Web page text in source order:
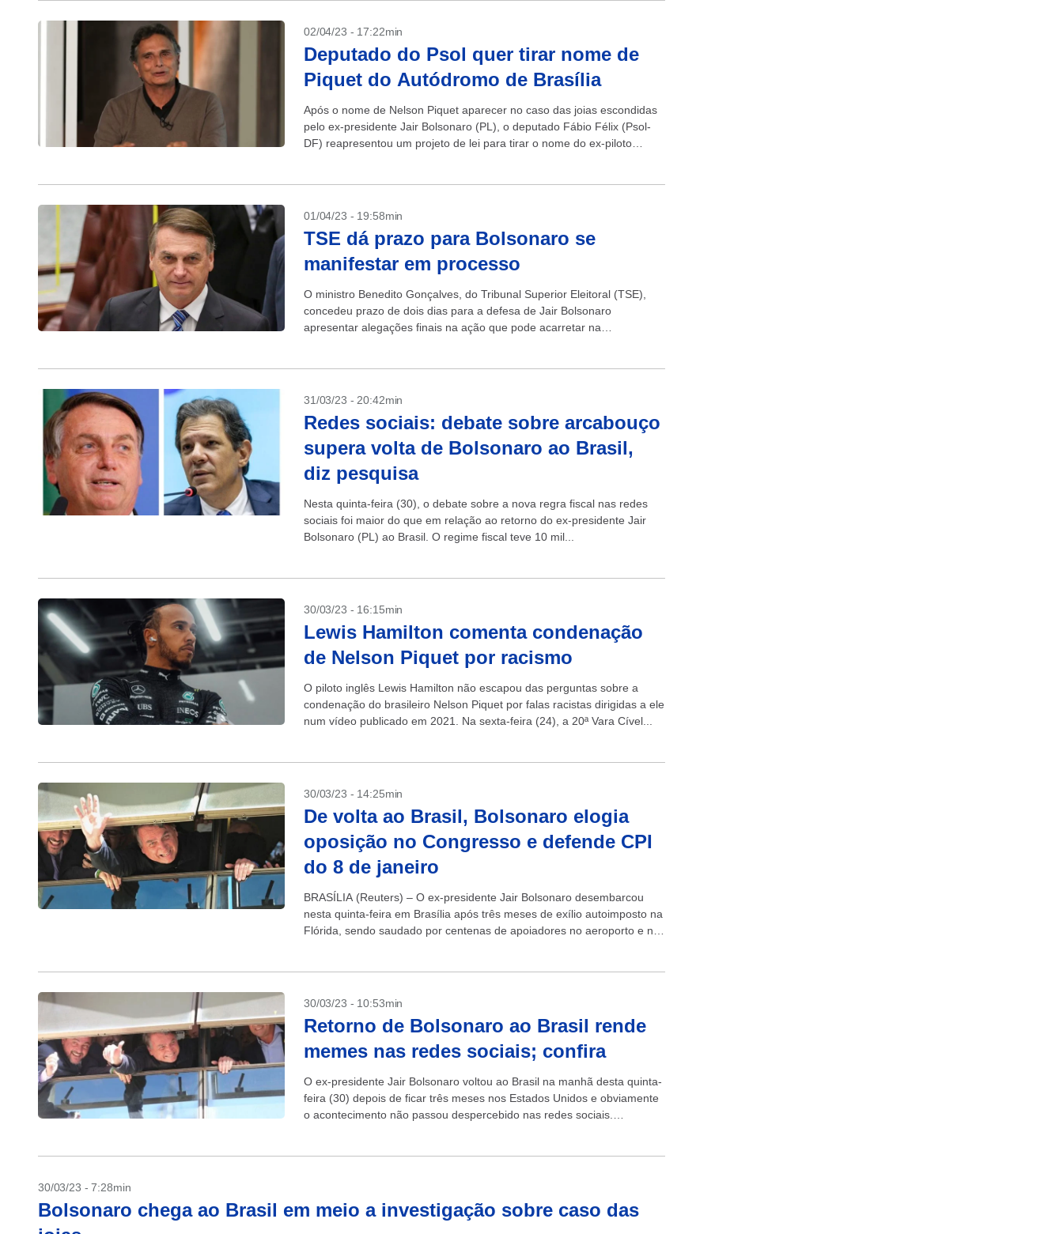
02/04/23 - 17:22min
Deputado do Psol quer tirar nome de
Piquet do Autódromo de Brasília
Após o nome de Nelson Piquet aparecer no caso das joias escondidas
pelo ex-presidente Jair Bolsonaro (PL), o deputado Fábio Félix (Psol-
DF) reapresentou um projeto de lei para tirar o nome do ex-piloto
01/04/23 - 19:58min
TSE dá prazo para Bolsonaro se
manifestar em processo
O ministro Benedito Gonçalves, do Tribunal Superior Eleitoral (TSE),
concedeu prazo de dois dias para a defesa de Jair Bolsonaro
apresentar alegações finais na ação que pode acarretar na
31/03/23 - 20:42min
Redes sociais: debate sobre arcabouço
supera volta de Bolsonaro ao Brasil,
diz pesquisa
Nesta quinta-feira (30), o debate sobre a nova regra fiscal nas redes
sociais foi maior do que em relação ao retorno do ex-presidente Jair
Bolsonaro (PL) ao Brasil. O regime fiscal teve 10 mil...
30/03/23 - 16:15min
Lewis Hamilton comenta condenação
de Nelson Piquet por racismo
O piloto inglês Lewis Hamilton não escapou das perguntas sobre a
condenação do brasileiro Nelson Piquet por falas racistas dirigidas a ele
num vídeo publicado em 2021. Na sexta-feira (24), a 20ª Vara Cível...
30/03/23 - 14:25min
De volta ao Brasil, Bolsonaro elogia
oposição no Congresso e defende CPI
do 8 de janeiro
BRASÍLIA (Reuters) – O ex-presidente Jair Bolsonaro desembarcou
nesta quinta-feira em Brasília após três meses de exílio autoimposto na
Flórida, sendo saudado por centenas de apoiadores no aeroporto e na
30/03/23 - 10:53min
Retorno de Bolsonaro ao Brasil rende
memes nas redes sociais; confira
O ex-presidente Jair Bolsonaro voltou ao Brasil na manhã desta quinta-
feira (30) depois de ficar três meses nos Estados Unidos e obviamente
o acontecimento não passou despercebido nas redes sociais.
30/03/23 - 7:28min
Bolsonaro chega ao Brasil em meio a investigação sobre caso das